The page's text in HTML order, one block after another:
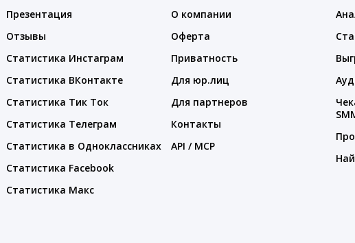
Презентация
Отзывы
Статистика Инстаграм
Статистика ВКонтакте
Статистика Тик Ток
Статистика Телеграм
Статистика в Одноклассниках
Статистика Facebook
Статистика Макс
О компании
Оферта
Приватность
Для юр.лиц
Для партнеров
Контакты
API / MCP